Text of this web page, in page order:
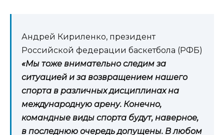
Андрей Кириленко, президент
Российской федерации баскетбола (РФБ)
«Мы тоже внимательно следим за
ситуацией и за возвращением нашего
спорта в различных дисциплинах на
международную арену. Конечно,
командные виды спорта будут, наверное,
в последнюю очередь допущены. В любом